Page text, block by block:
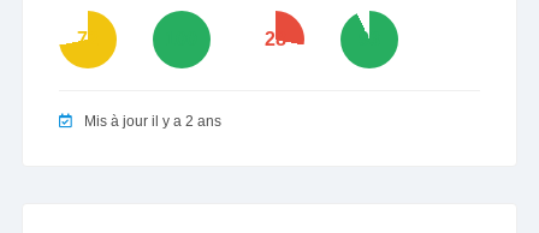
72 28 93
Mis à jour il y a 2 ans